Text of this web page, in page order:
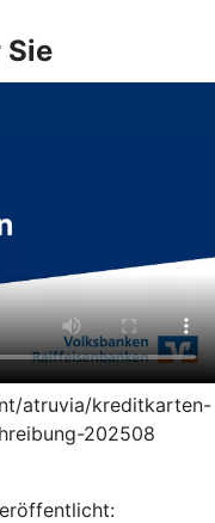
atruvia/kreditkarten-
202508